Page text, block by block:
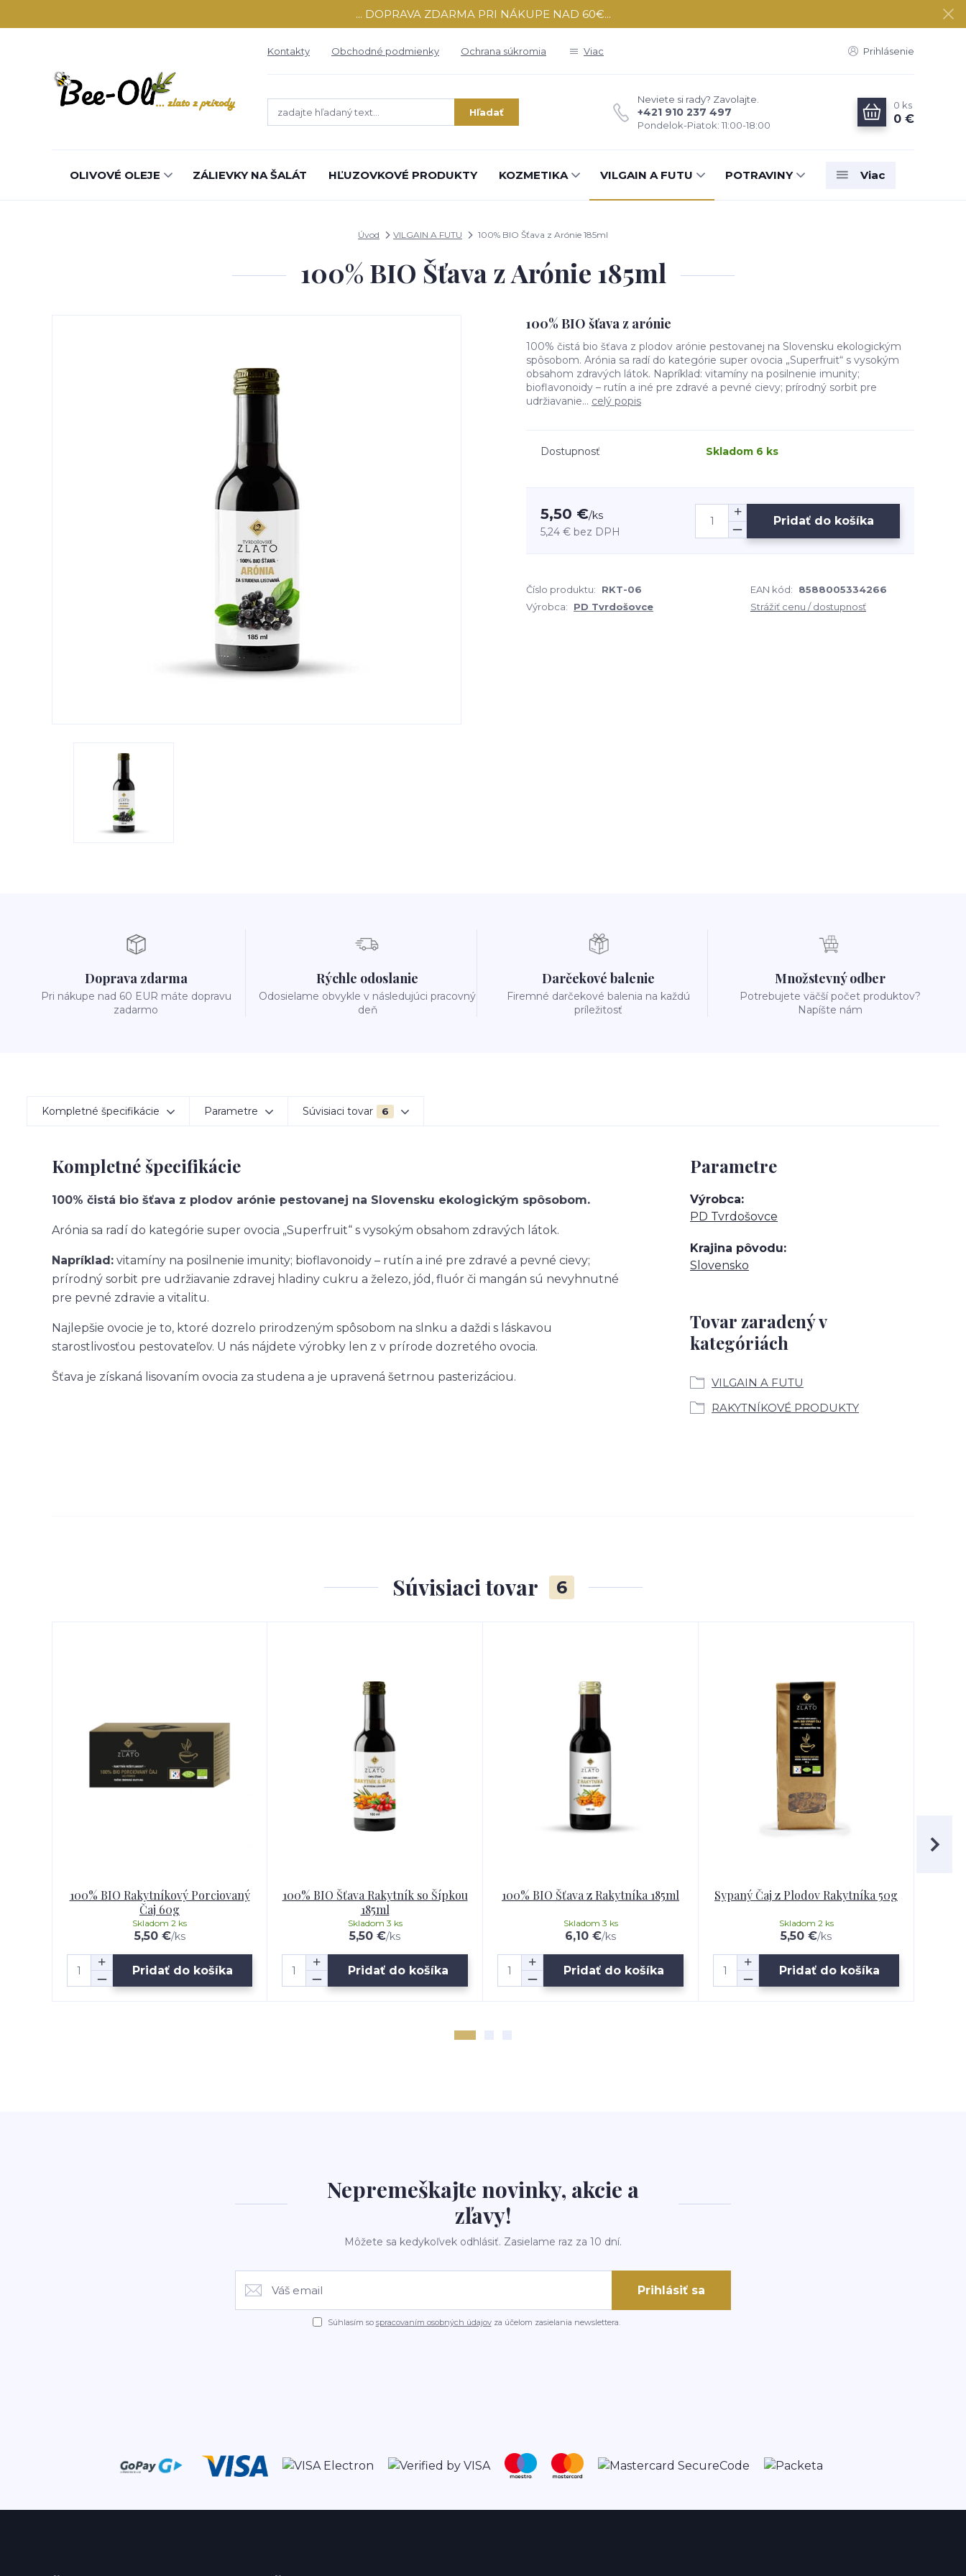
... DOPRAVA ZDARMA PRI NÁKUPE NAD 60€...
Kontakty Obchodné podmienky Ochrana súkromia Viac Prihlásenie
Hľadať
Neviete si rady? Zavolajte.
+421 910 237 497
Pondelok-Piatok: 11:00-18:00
0 ks
0 €
OLIVOVÉ OLEJE ZÁLIEVKY NA ŠALÁT HĽUZOVKOVÉ PRODUKTY KOZMETIKA VILGAIN A FUTU POTRAVINY Viac
Úvod VILGAIN A FUTU 100% BIO Šťava z Arónie 185ml
100% BIO Šťava z Arónie 185ml
100% BIO šťava z arónie
100% čistá bio šťava z plodov arónie pestovanej na Slovensku ekologickým
spôsobom. Arónia sa radí do kategórie super ovocia „Superfruit“ s vysokým
obsahom zdravých látok. Napríklad: vitamíny na posilnenie imunity;
bioflavonoidy – rutín a iné pre zdravé a pevné cievy; prírodný sorbit pre
udržiavanie... celý popis
Dostupnosť Skladom 6 ks
5,50 €/ks
5,24 € bez DPH
Pridať do košíka
Číslo produktu: RKT-06 EAN kód:
8588005334266
Výrobca:
PD Tvrdošovce Strážiť cenu / dostupnosť
Doprava zdarma
Pri nákupe nad 60 EUR máte dopravu
zadarmo
Rýchle odoslanie
Odosielame obvykle v následujúci pracovný
deň
Darčekové balenie
Firemné darčekové balenia na každú
príležitosť
Množstevný odber
Potrebujete väčší počet produktov?
Napíšte nám
Kompletné špecifikácie Parametre Súvisiaci tovar 6
Kompletné špecifikácie
100% čistá bio šťava z plodov arónie pestovanej na Slovensku ekologickým spôsobom.
Arónia sa radí do kategórie super ovocia „Superfruit“ s vysokým obsahom zdravých látok.
Napríklad: vitamíny na posilnenie imunity; bioflavonoidy – rutín a iné pre zdravé a pevné cievy;
prírodný sorbit pre udržiavanie zdravej hladiny cukru a železo, jód, fluór či mangán sú nevyhnutné
pre pevné zdravie a vitalitu.
Najlepšie ovocie je to, ktoré dozrelo prirodzeným spôsobom na slnku a daždi s láskavou
starostlivosťou pestovateľov. U nás nájdete výrobky len z v prírode dozretého ovocia.
Šťava je získaná lisovaním ovocia za studena a je upravená šetrnou pasterizáciou.
Parametre
Výrobca
PD Tvrdošovce
Krajina pôvodu
Slovensko
Tovar zaradený v
kategóriách
VILGAIN A FUTU
RAKYTNÍKOVÉ PRODUKTY
Súvisiaci tovar 6
100% BIO Rakytníkový Porciovaný
Čaj 60g
5,50 €/ks
Skladom 2 ks
Pridať do košíka
100% BIO Šťava Rakytník so Šípkou
185ml
5,50 €/ks
Skladom 3 ks
Pridať do košíka
100% BIO Šťava z Rakytníka 185ml
6,10 €/ks
Skladom 3 ks
Pridať do košíka
Sypaný Čaj z Plodov Rakytníka 50g
5,50 €/ks
Skladom 2 ks
Pridať do košíka
Nepremeškajte novinky, akcie a
zľavy!
Môžete sa kedykoľvek odhlásiť. Zasielame raz za 10 dní.
Prihlásiť sa
Súhlasím so spracovaním osobných údajovza účelom zasielania newslettera.